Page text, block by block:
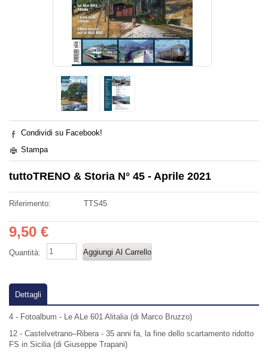
Condividi su Facebook!
Stampa
tuttoTRENO & Storia N° 45 - Aprile 2021
Riferimento: TTS45
9,50 €
Quantità:
Dettagli
4 - Fotoalbum - Le ALe 601 Alitalia (di Marco Bruzzo)
12 - Castelvetrano–Ribera - 35 anni fa, la fine dello scartamento ridotto
FS in Sicilia (di Giuseppe Trapani)